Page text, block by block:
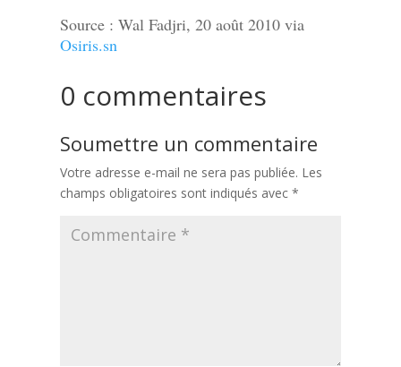
Source : Wal Fadjri, 20 août 2010 via
Osiris.sn
0 commentaires
Soumettre un commentaire
Votre adresse e-mail ne sera pas publiée. Les
champs obligatoires sont indiqués avec*